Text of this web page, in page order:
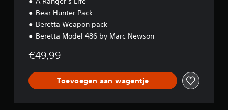
Bear Hunter Pack
Beretta Weapon pack
Beretta Model 486 by Marc Newson
€49,99
Toevoegen aan wagentje